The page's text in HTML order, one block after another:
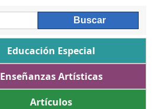
Educación Especial
Enseñanzas Artísticas
Artículos